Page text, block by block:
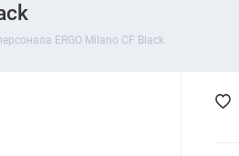
ERGO Milano CF Black